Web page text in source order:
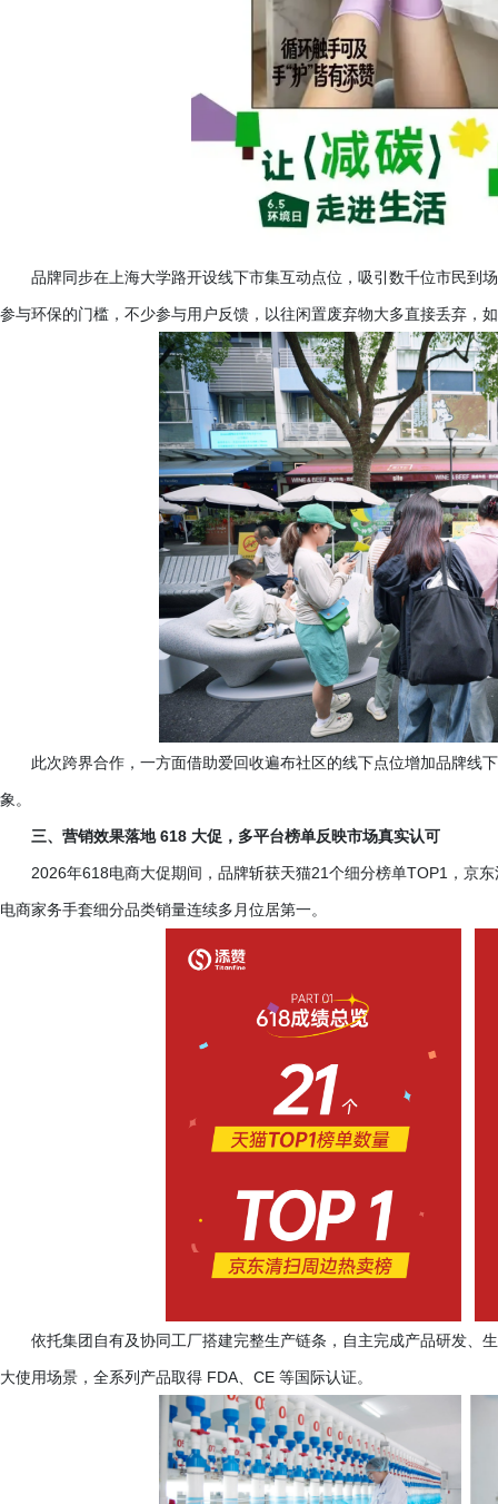
品牌同步在上海大学路开设线下市集互动点位，吸引数千位市民到
参与环保的门槛，不少参与用户反馈，以往闲置废弃物大多直接丢弃，
此次跨界合作，一方面借助爱回收遍布社区的线下点位增加品牌线
象。
三、营销效果落地618 大促，多平台榜单反映市场真实认可
2026年618电商大促期间，品牌斩获天猫21个细分榜单TOP1，京
电商家务手套细分品类销量连续多月位居第一。
依托集团自有及协同工厂搭建完整生产链条，自主完成产品研发、
大使用场景，全系列产品取得 FDA、CE 等国际认证。